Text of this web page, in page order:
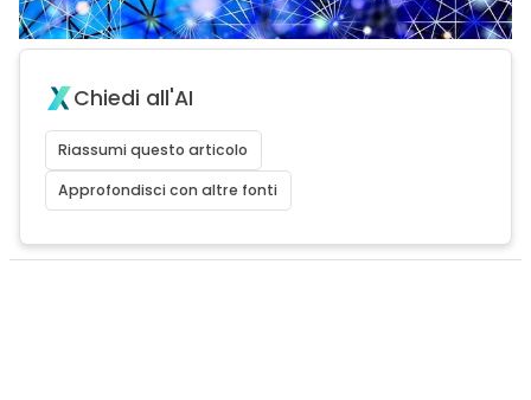
Chiedi all'AI
Riassumi questo articolo
Approfondisci con altre fonti